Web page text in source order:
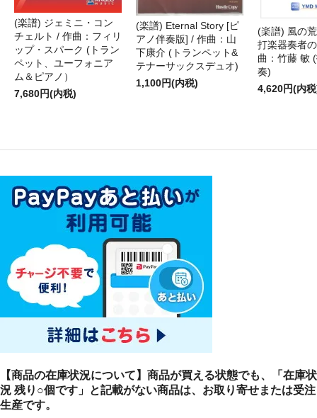
(楽譜) ジェミニ・コン
チェルト / 作曲：フィリ
ップ・スパーク (トラン
ペット、ユーフォニア
ム＆ピアノ）
7,680円(内税)
(楽譜) Eternal Story [ピ
アノ伴奏版] / 作曲：山
下康介 (トランペット&
テナーサックスデュオ)
1,100円(内税)
(楽譜) 風の
打楽器奏者
曲：竹藤 敏
奏)
4,620円(内
【商品の在庫状況について】商品が買える状態でも、「在庫状
況 残り○個です」と記載がない商品は、お取り寄せまたは受注
生産です。